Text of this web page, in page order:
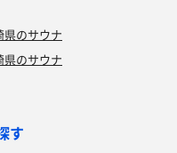
県のサウナ
県のサウナ
す